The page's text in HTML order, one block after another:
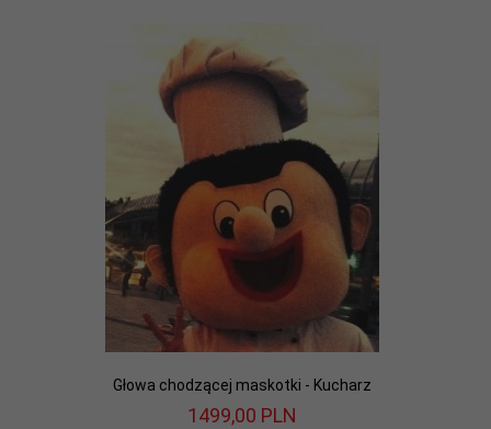
Głowa chodzącej maskotki - Kucharz
1499,00 PLN